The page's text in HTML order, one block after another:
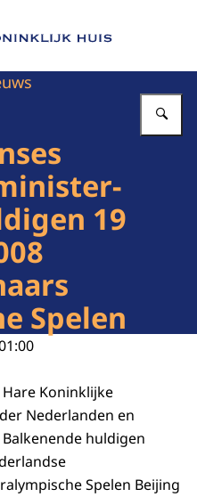
van Het Koninklijk Huis
19
Spelen
Koninklijke
Nederlanden en
Balkenende huldigen
Spelen Beijing